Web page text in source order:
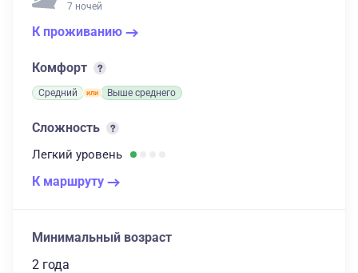
7 ночей
К проживанию
Комфорт
Средний Выше среднего
Сложность
Легкий уровень
К маршруту
Минимальный возраст
2 года